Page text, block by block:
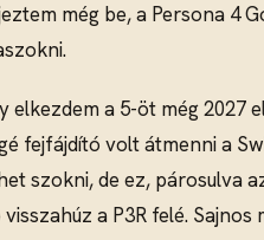
még be, a Persona
elkezdem a 5-öt még
fejfájdító volt átmenni a
szokni, de ez,
a P3R felé.